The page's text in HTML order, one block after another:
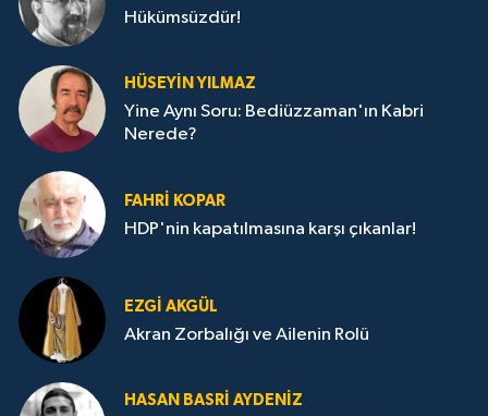
Hükümsüzdür!
HÜSEYIN YILMAZ
Yine Aynı Soru: Bediüzzaman'ın Kabri
Nerede?
FAHRI KOPAR
HDP'nin kapatılmasına karşı çıkanlar!
EZGI AKGÜL
Akran Zorbalığı ve Ailenin Rolü
HASAN BASRI AYDENIZ